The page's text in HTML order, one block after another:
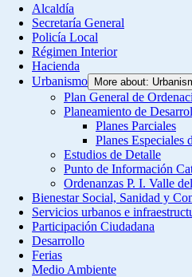
Alcaldía
Secretaría General
Policía Local
Régimen Interior
Hacienda
Urbanismo More about:
Plan General de
Planeamiento de
Planes Parciales
Planes Especiales
Estudios de Detalle
Punto de Información
Ordenanzas P. I. Valle
Bienestar Social, Sanidad y
Servicios urbanos e
Participación Ciudadana
Desarrollo
Ferias
Medio Ambiente